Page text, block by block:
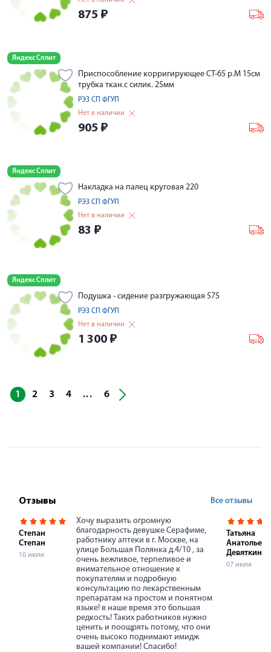
875 ₽
Яндекс Сплит
Приспособление корригирующее СТ-65 р.М 15см
трубка ткан.с силик. 25мм
РЭЗ СП ФГУП
Нет в наличии
905 ₽
Яндекс Сплит
Накладка на палец круговая 220
РЭЗ СП ФГУП
Нет в наличии
83 ₽
Яндекс Сплит
Подушка - сидение разгружающая 575
РЭЗ СП ФГУП
Нет в наличии
1 300 ₽
1 2 3 4 ... 6
Отзывы Все отзывы
Степан
Степан
10 июля
Хочу выразить огромную
благодарность девушке Серафиме,
работнику аптеки в г. Москве, на
улице Большая Полянка д.4/10 , за
очень вежливое, терпеливое и
внимательное отношение к
покупателям и подробную
консультацию по лекарственным
препаратам на простом и понятном
языке! в наше время это большая
редкость! Таких работников нужно
ценить и поощрять потому, что они
очень высоко поднимают имидж
вашей компании! Спасибо!
Татьяна
Девяткина
07 июля